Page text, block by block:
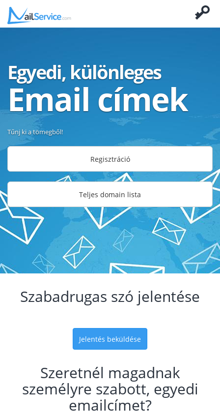
Egyedi, különleges
Email címek
Tűnj ki a tömegből!
Regisztráció
Teljes domain lista
Szabadrugas szó jelentése
Jelentés beküldése
Szeretnél magadnak
személyre szabott, egyedi
emailcímet?